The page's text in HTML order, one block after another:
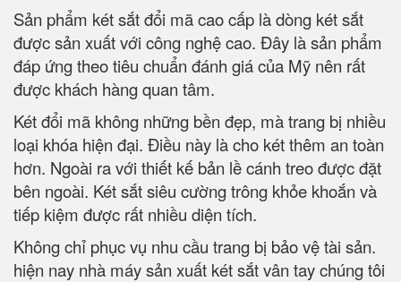
Sản phẩm két sắt đổi mã cao cấp là dòng két sắt
được sản xuất với công nghệ cao. Đây là sản phẩm
đáp ứng theo tiêu chuẩn đánh giá của Mỹ nên rất
được khách hàng quan tâm.
Két đổi mã không những bền đẹp, mà trang bị nhiều
loại khóa hiện đại. Điều này là cho két thêm an toàn
hơn. Ngoài ra với thiết kế bản lề cánh treo được đặt
bên ngoài. Két sắt siêu cường trông khỏe khoắn và
tiếp kiệm được rất nhiều diện tích.
Không chỉ phục vụ nhu cầu trang bị bảo vệ tài sản.
hiện nay nhà máy sản xuất két sắt vân tay chúng tôi